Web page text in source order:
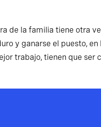
de la familia tiene otra
y ganarse el puesto,
trabajo, tienen que